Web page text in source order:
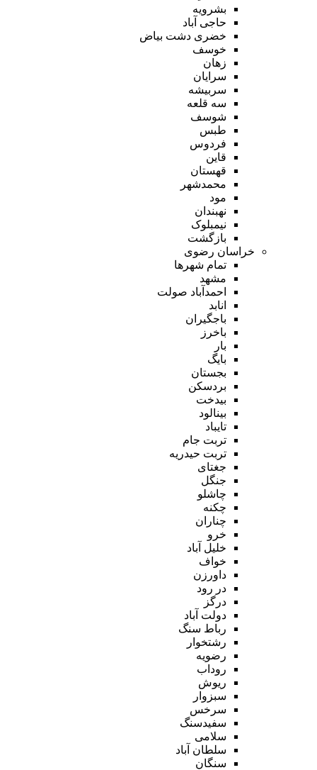
بشرویه
حاجی آباد
خضری دشت بیاض
خوسف
زهان
سرایان
سربیشه
سه قلعه
شوسف
طبس
فردوس
قاین
قهستان
محمدشهر
مود
نهبندان
نیمبلوک
بازگشت
خراسان رضوی
تمام شهر‌ها
مشهد
احمدآباد صولت
انابد
باجگیران
باخرز
بار
بایگ
بجستان
بردسکن
بیدخت
بینالود
تایباد
تربت جام
تربت حیدریه
جغتای
جنگل
چاشلو
چکنه
چناران
خرو
خلیل آباد
خواف
داورزن
در رود
درگز
دولت آباد
رباط سنگ
رشتخوار
رضویه
روداب
ریوش
سبزوار
سرخس
سفیدسنگ
سلامی
سلطان آباد
سنگان